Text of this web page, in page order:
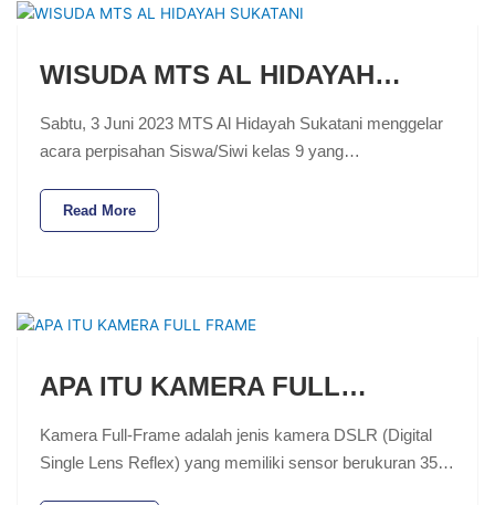
WISUDA MTS AL HIDAYAH…
Sabtu, 3 Juni 2023 MTS Al Hidayah Sukatani menggelar
acara perpisahan Siswa/Siwi kelas 9 yang…
Read More
APA ITU KAMERA FULL…
Kamera Full-Frame adalah jenis kamera DSLR (Digital
Single Lens Reflex) yang memiliki sensor berukuran 35…